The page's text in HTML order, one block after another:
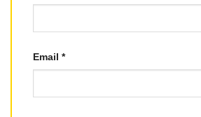
Email *